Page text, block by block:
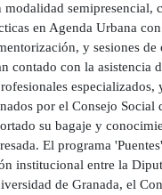
modalidad semipresencial,
en Agenda Urbana con
y sesiones de
contado con la asistencia
especializados,
por el Consejo Social
su bagaje y
El programa
institucional entre la
de Granada, el